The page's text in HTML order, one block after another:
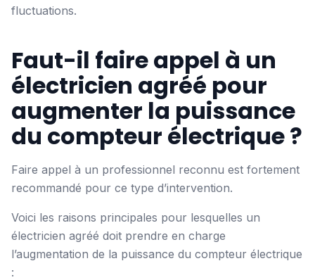
fluctuations.
Faut-il faire appel à un
électricien agréé pour
augmenter la puissance
du compteur électrique ?
Faire appel à un professionnel reconnu est fortement
recommandé pour ce type d’intervention.
Voici les raisons principales pour lesquelles un
électricien agréé doit prendre en charge
l’augmentation de la puissance du compteur électrique
: